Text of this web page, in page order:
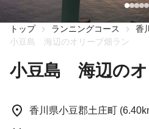
トップ ランニングコース 香
小豆島 海辺のオリーブ畑ラン
小豆島 海辺のオ
香川県小豆郡土庄町